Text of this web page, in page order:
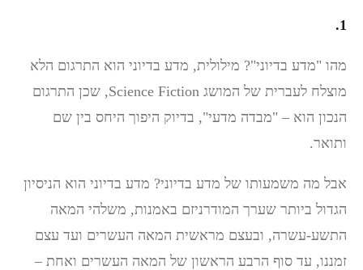
1.
מהו "מדע בדיוני"? מילולית, מדע בדיוני הוא התרגום הלא
מוצלח לעברית של המושג Science Fiction, שכן התרגום
הנכון הוא – "מבדה מדעי", בדיוק היפוך היחס בין שם
ותואר.
אבל מה משמעותו של מדע בדיוני? מדע בדיוני הוא הניסיון
הגדול ביותר שערך המודרניזם באמנות, משלהי המאה
התשע-עשרה, ובעצם מראשית המאה העשרים ועד עצם
זמננו, עד סוף הרבע הראשון של המאה העשרים ואחת –